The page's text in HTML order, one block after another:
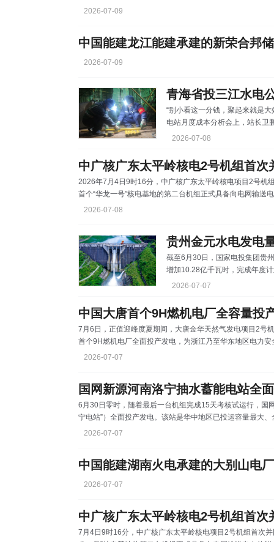
2026-07-09
中国能建龙江能建承建的新荣合邦
2026-07-09
“别小看这一分钱，聚起来就是
电站月度成本分析会上，站长卫
年，在设备老化、市场竞争加
合拳，实现增发电量达1598万
0.032元/千瓦时，提升效益336
长了15%，成本反而降
2026-07-08
中广核广东太平岭核电2号机组首次
2026年7月4日9时16分，中广核广东太平岭核电项目2号机
首个“华龙一号”核电基地的第二台机组正式具备向电网输送
项目2号机组于2020年10月15日开工建设。并网后经现场
2026-07-08
贵州金元水电发电
截至6月30日，国家电投集团贵
增加10.28亿千瓦时，完成年度
标。 针对电力送出受限、机
势，落实“枯期蓄水、汛前腾库
最大化提升水资源利用率。持续
流域调度方案，将蒙江流域电站
2026-07-07
中国大唐首个9H燃机电厂全容量投
7月6日，正值迎峰度夏期间，大唐金华天然气发电项目2号
首个9H燃机电厂全面投产发电，为浙江乃至华东地区电力
进、效率最高的9H级联合循环发电机组，总装机149.6万
2026-07-07
国网新源河南洛宁抽水蓄能电站全
6月30日零时，随着最后一台机组完成15天考核试运行，国
宁电站”）全面投产发电。该站是华中地区已投运容量最大
是“十五五”时期国家电网有限公司投产的首座抽水蓄能电
2026-07-07
2026-07-07
中广核广东太平岭核电2号机组首次
7月4日9时16分，中广核广东太平岭核电项目2号机组首次